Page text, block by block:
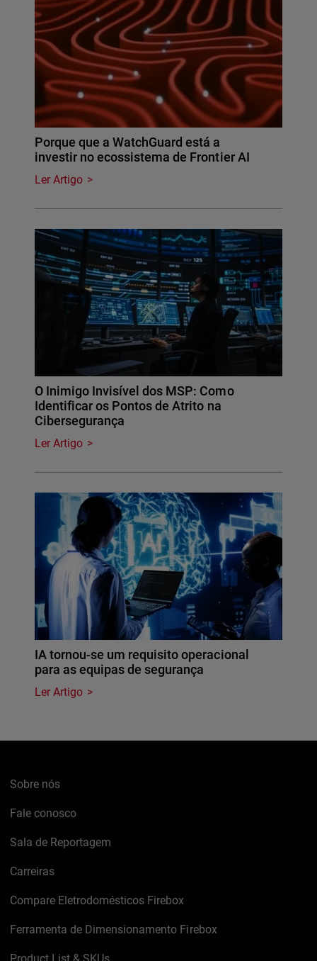
Porque que a WatchGuard está a
investir no ecossistema de Frontier AI
Ler Artigo
O Inimigo Invisível dos MSP: Como
Identificar os Pontos de Atrito na
Cibersegurança
Ler Artigo
IA tornou-se um requisito operacional
para as equipas de segurança
Ler Artigo
Sobre nós
Fale conosco
Sala de Reportagem
Carreiras
Compare Eletrodomésticos Firebox
Ferramenta de Dimensionamento Firebox